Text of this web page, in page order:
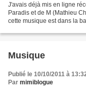
J'avais déjà mis en ligne
Paradis et de M (Mathieu
cette musique est dans la
Musique
Publié le 10/10/2011 à
Par mimiblogue